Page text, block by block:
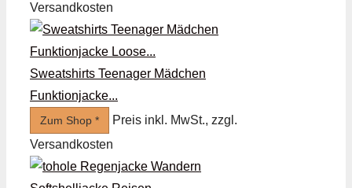
Versandkosten
Sweatshirts Teenager Mädchen
Funktionjacke...
Zum Shop *
Preis inkl. MwSt., zzgl.
Versandkosten